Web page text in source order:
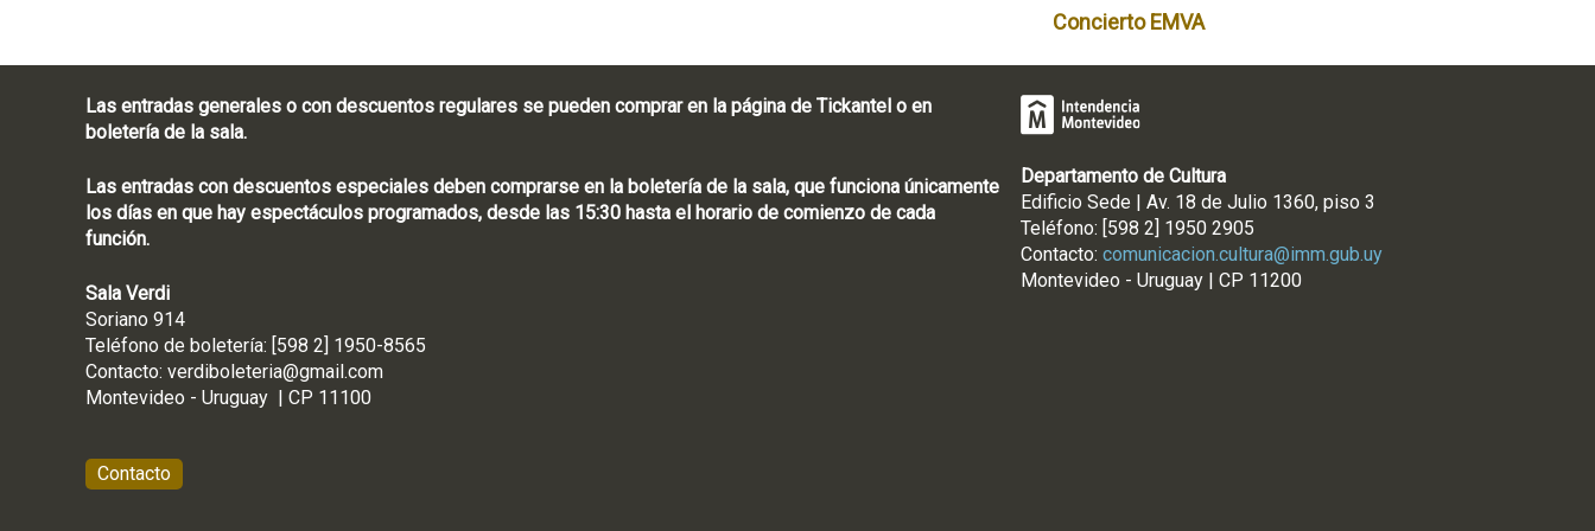
c
n
a
Concierto EMVA
Las entradas generales o con descuentos regulares se pueden comprar en la página de Tickantel o en
boletería de la sala.
Las entradas con descuentos especiales deben comprarse en la boletería de la sala, que funciona únicamente
los días en que hay espectáculos programados, desde las 15:30 hasta el horario de comienzo de cada
función.
Sala Verdi
Soriano 914
Teléfono de boletería: [598 2] 1950-8565
Contacto: verdiboleteria@gmail.com
Montevideo - Uruguay | CP 11100
Contacto
Departamento de Cultura
Edificio Sede | Av. 18 de Julio 1360, piso 3
Teléfono: [598 2] 1950 2905
Contacto: comunicacion.cultura@imm.gub.uy
Montevideo - Uruguay | CP 11200